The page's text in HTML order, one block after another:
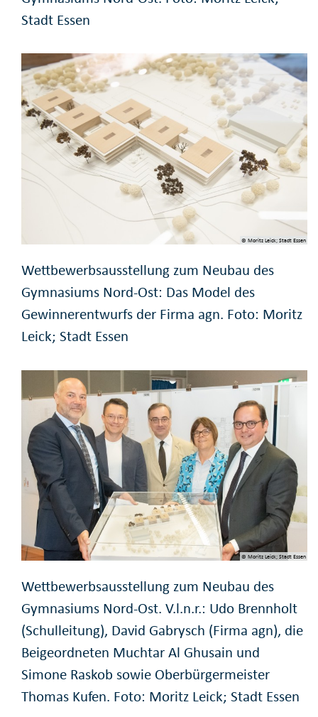
Stadt Essen
© Moritz Leick; Stadt Essen
Wettbewerbsausstellung zum Neubau des
Gymnasiums Nord-Ost: Das Model des
Gewinnerentwurfs der Firma agn. Foto: Moritz
Leick; Stadt Essen
© Moritz Leick; Stadt Essen
Wettbewerbsausstellung zum Neubau des
Gymnasiums Nord-Ost. V.l.n.r.: Udo Brennholt
(Schulleitung), David Gabrysch (Firma agn), die
Beigeordneten Muchtar Al Ghusain und
Simone Raskob sowie Oberbürgermeister
Thomas Kufen. Foto: Moritz Leick; Stadt Essen